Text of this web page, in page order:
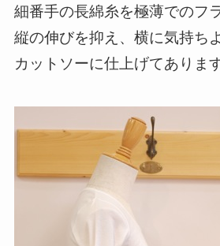
細番手の長綿糸を極薄でのフ
縦の伸びを抑え、横に気持ち
カットソーに仕上げてあります